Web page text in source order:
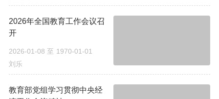
2026年全国教育工作会议召
开
2026-01-08 至 1970-01-01
刘乐
教育部党组学习贯彻中央经